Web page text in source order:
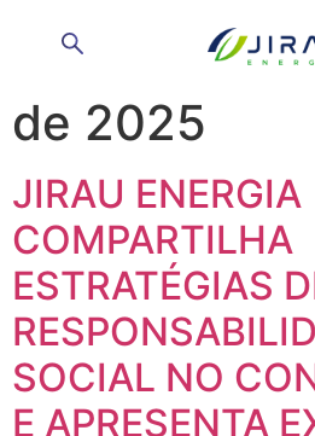
Dia:
3 de
de 2025
JIRAU ENERGIA
COMPARTILHA
ESTRATÉGIAS
SOCIAL NO
E APRESENTA